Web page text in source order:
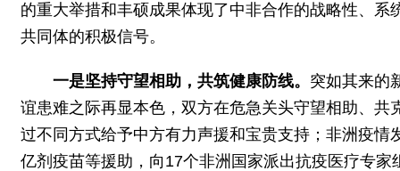
的重大举措和丰硕成果体现了中非合作的战略性、
共同体的积极信号。
一是坚持守望相助，共筑健康防线。 突如其来的
谊患难之际再显本色，双方在危急关头守望相助、
过不同方式给予中方有力声援和宝贵支持；非洲疫
亿剂疫苗等援助，向17个非洲国家派出抗疫医疗专家